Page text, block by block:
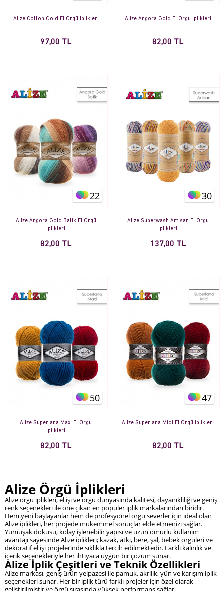
Alize Cotton Gold El Örgü İplikleri
97,00 TL
Alize Angora Gold El Örgü İplikleri
82,00 TL
22
Alize Angora Gold Batik El Örgü
İplikleri
82,00 TL
30
Alize Superwash Artısan El Örgü
İplikleri
137,00 TL
50
Alize Süperlana Maxi El Örgü
İplikleri
82,00 TL
47
Alize Süperlana Midi El Örgü İplikleri
82,00 TL
Alize Örgü İplikleri
Alize örgü iplikleri, el işi ve örgü dünyasında kalitesi, dayanıklılığı ve geniş
renk seçenekleri ile öne çıkan en popüler iplik markalarından biridir.
Hem yeni başlayanlar hem de profesyonel örgü severler için ideal olan
Alize iplikleri, her projede mükemmel sonuçlar elde etmenizi sağlar.
Yumuşak dokusu, kolay işlenebilir yapısı ve uzun ömürlü kullanım
avantajı sayesinde Alize iplikleri; kazak, atkı, bere, şal, bebek örgüleri ve
dekoratif el işi projelerinde sıklıkla tercih edilmektedir. Farklı kalınlık ve
içerik seçenekleriyle her ihtiyaca uygun bir çözüm sunar.
Alize İplik Çeşitleri ve Teknik Özellikleri
Alize markası, geniş ürün yelpazesi ile pamuk, akrilik, yün ve karışım iplik
seçenekleri sunar. Her bir iplik türü farklı projeler için özel olarak